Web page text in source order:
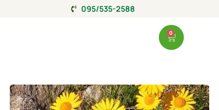
095/535-2588
0